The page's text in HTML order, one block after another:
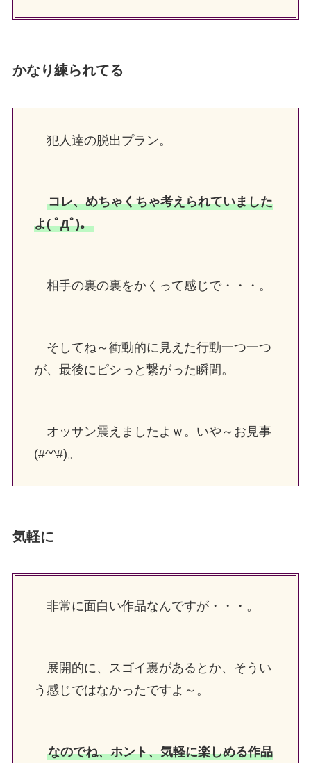
かなり練られてる
犯人達の脱出プラン。
コレ、めちゃくちゃ考えられていました
よ( ﾟДﾟ)。
相手の裏の裏をかくって感じで・・・。
そしてね～衝動的に見えた行動一つ一つ
が、最後にピシっと繋がった瞬間。
オッサン震えましたよｗ。いや～お見事
(#^^#)。
気軽に
非常に面白い作品なんですが・・・。
展開的に、スゴイ裏があるとか、そうい
う感じではなかったですよ～。
なのでね、ホント、気軽に楽しめる作品